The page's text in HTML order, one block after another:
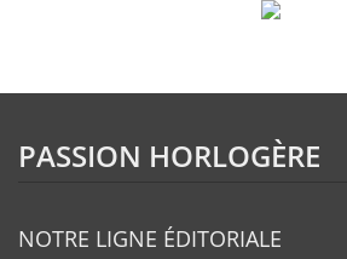
PASSION HORLOGÈRE
NOTRE LIGNE ÉDITORIALE